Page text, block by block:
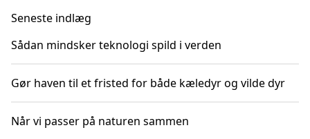
Seneste indlæg
Sådan mindsker teknologi spild i verden
Gør haven til et fristed for både kæledyr og vilde dyr
Når vi passer på naturen sammen